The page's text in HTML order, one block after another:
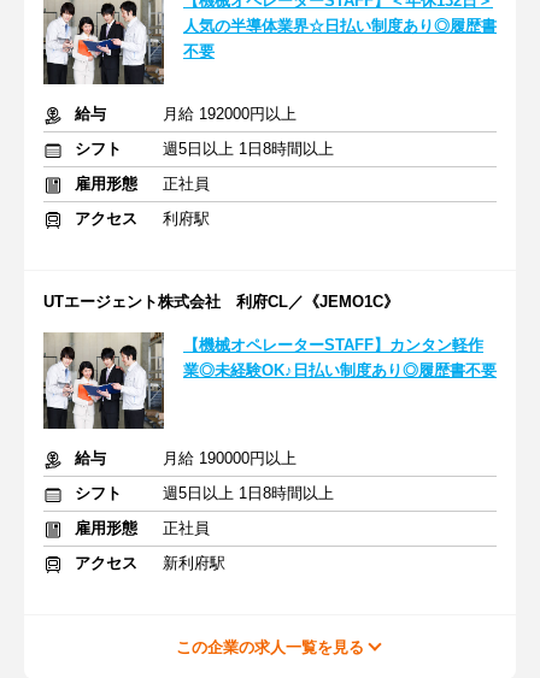
人気の半導体業界☆日払い制度あり◎履歴書
不要
給与
月給 192000円以上
シフト
週5日以上 1日8時間以上
雇用形態
正社員
アクセス
利府駅
UTエージェント株式会社 利府CL／《JEMO1C》
【機械オペレーターSTAFF】カンタン軽作
業◎未経験OK♪日払い制度あり◎履歴書不要
給与
月給 190000円以上
シフト
週5日以上 1日8時間以上
雇用形態
正社員
アクセス
新利府駅
この企業の求人一覧を見る